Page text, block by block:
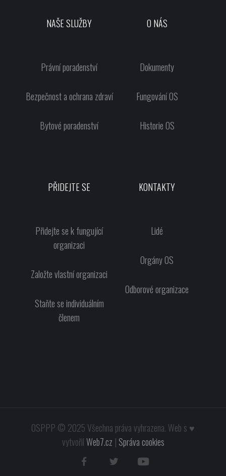
NAŠE SLUŽBY
Právní poradenství
Bezpečnost a ochrana zdraví
Bytové poradenství
O NÁS
Dokumenty
Fungování OS
Historie OS
PŘIDEJTE SE
Přidejte se k fungující
organizaci
Založte vlastní organizaci
Staňte se individuálním
členem
KONTAKTY
Lidé
Orgány OS
Odborové organizace
OSPPP © 2025 Všechna práva vyhrazena. Web s ♥
vytvořilWeb7.cz |Správa cookies